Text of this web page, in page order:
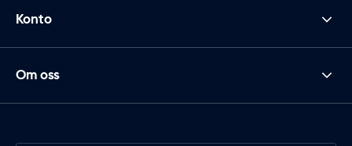
Konto
Om oss